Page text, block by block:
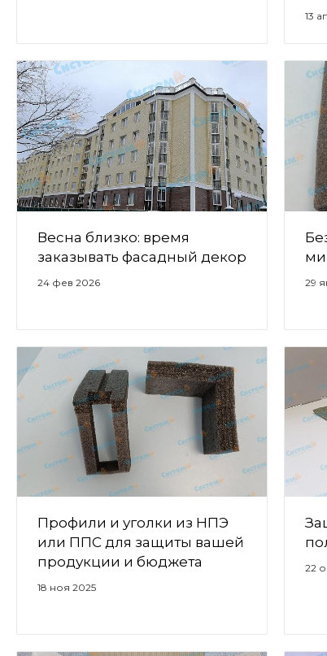
13
Весна близко: время
заказывать фасадный декор
24 фев 2026 29
Профили и уголки из НПЭ
или ППС для защиты вашей
продукции и бюджета
18 ноя 2025
22